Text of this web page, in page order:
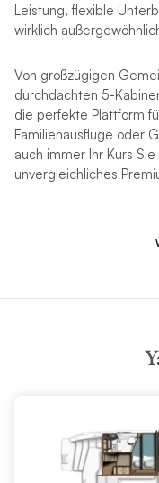
Leistung, flexible
wirklich
Von großzügigen
durchdachten 5-
die perfekte Plattform
Familienausflüge oder
auch immer Ihr Kurs
unvergleichliches
Nahtlos verbundenes
Wohnraum. Der
Raumkonzept, das
Im Salon befindet sich
in einen Couchtisch
bequemen L-förmigen